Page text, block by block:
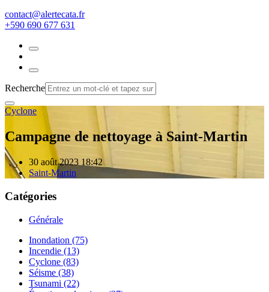
rf.atacetrela@tcatnoc
+590 690 677 631
Recherche
Cyclone
Campagne de nettoyage à Saint-Martin
30 août 2023 18:42
Saint-Martin
Catégories
Générale
Inondation (75)
Incendie (13)
Cyclone (83)
Séisme (38)
Tsunami (22)